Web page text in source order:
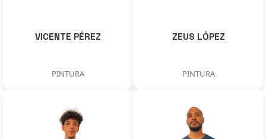
VICENTE PÉREZ
PINTURA
ZEUS LÓPEZ
PINTURA